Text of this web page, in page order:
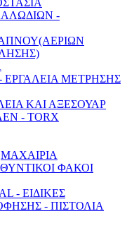
-
ΕΡΓΑΛΕΙΑ ΜΕΤΡΗΣΗΣ
ΚΑΙ ΑΞΕΣΟΥΑΡ
- TORX
ΦΑΚΟΙ
- ΕΙΔΙΚΕΣ
- ΠΙΣΤΟΛΙΑ